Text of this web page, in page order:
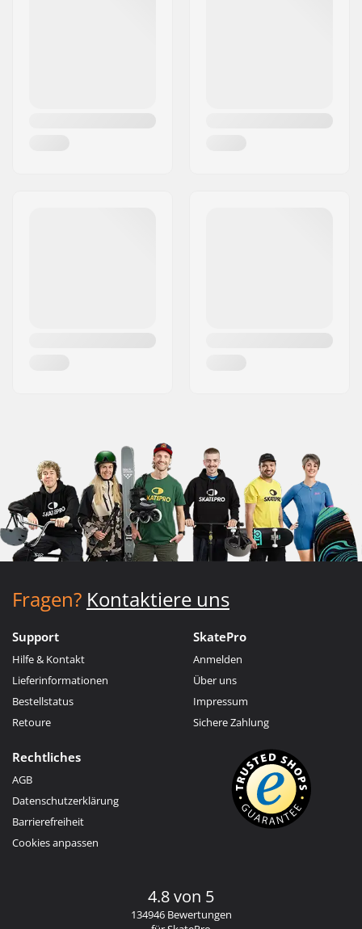
Fragen? Kontaktiere uns
Support
Hilfe & Kontakt
Lieferinformationen
Bestellstatus
Retoure
SkatePro
Anmelden
Über uns
Impressum
Sichere Zahlung
Rechtliches
AGB
Datenschutzerklärung
Barrierefreiheit
Cookies anpassen
4.8 von 5
134946 Bewertungen